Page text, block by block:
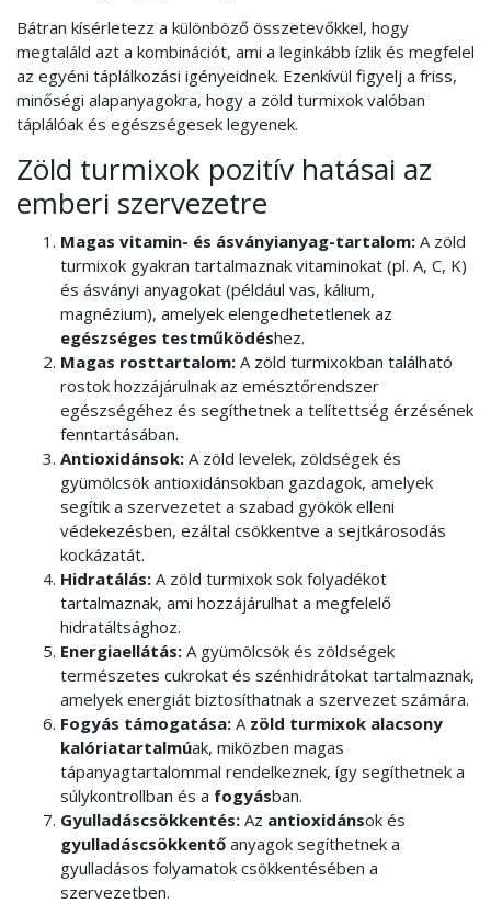
Bátran kísérletezz a különböző összetevőkkel, hogy
megtaláld azt a kombinációt, ami a leginkább ízlik és megfelel
az egyéni táplálkozási igényeidnek. Ezenkívül figyelj a friss,
minőségi alapanyagokra, hogy a zöld turmixok valóban
táplálóak és egészségesek legyenek.
Zöld turmixok pozitív hatásai az
emberi szervezetre
Magas vitamin- és ásványianyag-tartalom: A zöld
turmixok gyakran tartalmaznak vitaminokat (pl. A, C, K)
és ásványi anyagokat (például vas, kálium,
magnézium), amelyek elengedhetetlenek az
egészséges testműködéshez.
Magas rosttartalom: A zöld turmixokban található
rostok hozzájárulnak az emésztőrendszer
egészségéhez és segíthetnek a telítettség érzésének
fenntartásában.
Antioxidánsok: A zöld levelek, zöldségek és
gyümölcsök antioxidánsokban gazdagok, amelyek
segítik a szervezetet a szabad gyökök elleni
védekezésben, ezáltal csökkentve a sejtkárosodás
kockázatát.
Hidratálás: A zöld turmixok sok folyadékot
tartalmaznak, ami hozzájárulhat a megfelelő
hidratáltsághoz.
Energiaellátás: A gyümölcsök és zöldségek
természetes cukrokat és szénhidrátokat tartalmaznak,
amelyek energiát biztosíthatnak a szervezet számára.
Fogyás támogatása: A zöld turmixok alacsony
kalóriatartalmúak, miközben magas
tápanyagtartalommal rendelkeznek, így segíthetnek a
súlykontrollban és a fogyásban.
Gyulladáscsökkentés: Az antioxidánsok és
gyulladáscsökkentő anyagok segíthetnek a
gyulladásos folyamatok csökkentésében a
szervezetben.